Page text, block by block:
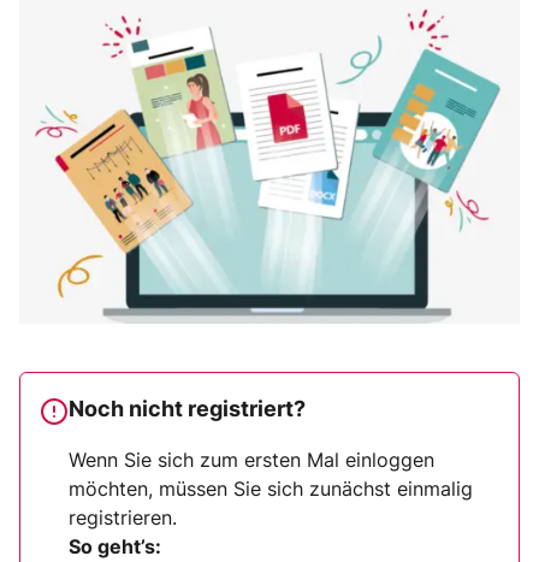
Noch nicht registriert?
Wenn Sie sich zum ersten Mal einloggen
möchten, müssen Sie sich zunächst einmalig
registrieren.
So geht’s: